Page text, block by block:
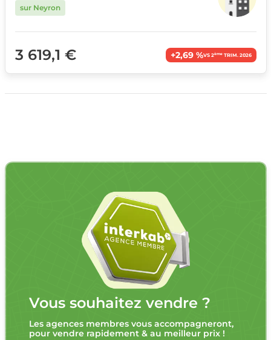
sur Neyron
3 619,1 € +2,69 %VS 2èmeTRIM. 2026
Vous souhaitez vendre ?
Les agences membres vous accompagneront,
pour vendre rapidement & au meilleur prix !